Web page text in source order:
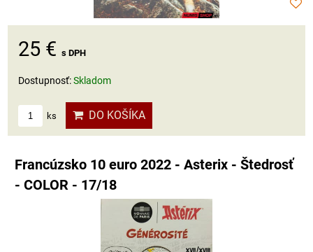
25 € s DPH
Dostupnosť:Skladom
ks DO KOŠÍKA
Francúzsko 10 euro 2022 - Asterix - Štedrosť
- COLOR - 17/18